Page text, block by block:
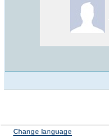
Change language